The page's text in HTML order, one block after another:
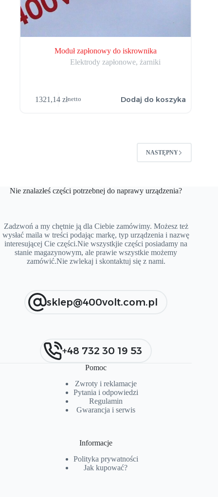
Moduł zapłonowy do iskrownika
Elektrody zapłonowe, żarniki
1321,14złnetto Dodaj do koszyka
NASTĘPNY
Nie znalazłeś części potrzebnej do naprawy urządzenia?
Zadzwoń a my chętnie ją dla Ciebie zamówimy. Możesz też
wysłać maila w treści podając markę, typ urządzenia i nazwę
interesującej Cie części.Nie wszystkjie części posiadamy na
stanie magazynowym, ale prawie wszystkie możemy
zamówić.Nie zwlekaj i skontaktuj się z nami.
sklep@400volt.com.pl
+48 732 30 19 53
Pomoc
Zwroty i reklamacje
Pytania i odpowiedzi
Regulamin
Gwarancja i serwis
Informacje
Polityka prywatności
Jak kupować?